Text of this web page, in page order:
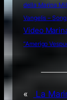
della Marina
Vangelis –
Video
“Amerigo
«
La